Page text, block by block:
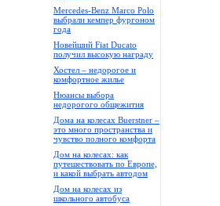
Mercedes-Benz Marco Polo
выбрали кемпер фургоном
года
Новейший Fiat Ducato
получил высокую награду
Хостел – недорогое и
комфортное жилье
Нюансы выбора
недорогого общежития
Дома на колесах Buerstner –
это много пространства и
чувство полного комфорта
Дом на колесах: как
путешествовать по Европе,
и какой выбрать автодом
Дом на колесах из
школьного автобуса